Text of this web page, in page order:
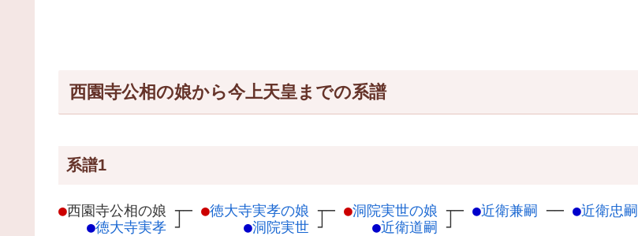
西園寺公相の娘から今上天皇までの系譜
系譜1
●西園寺公相の娘 ┬
●徳大寺実孝 ┘
─ ●徳大寺実孝の娘 ┬
●洞院実世 ┘
─ ●洞院実世の娘 ┬
●近衛道嗣 ┘
─ ●近衛兼嗣 ── ●近衛忠嗣